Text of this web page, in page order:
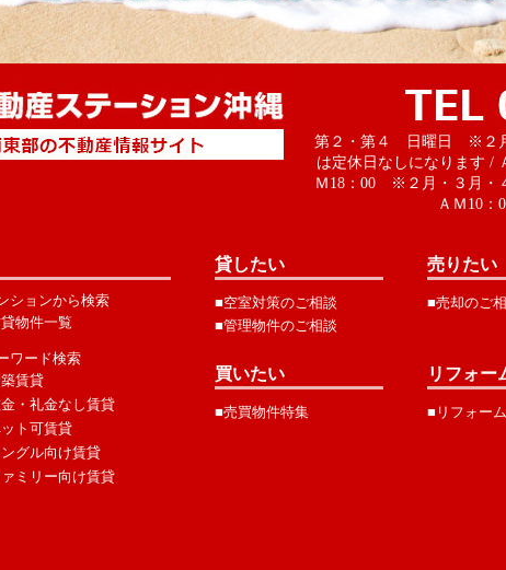
第２・第４ 日曜日 ※２月
は定休日なしになります /
Ｍ18：00 ※２月・３月・
ＡＭ10：
ションから検索
物件一覧
ワード検索
賃貸
・礼金なし賃貸
ト可賃貸
グル向け賃貸
ミリー向け賃貸
貸したい
■空室対策のご相談
■管理物件のご相談
買いたい
■売買物件特集
売りたい
■売却のご
リフォー
■リフォー